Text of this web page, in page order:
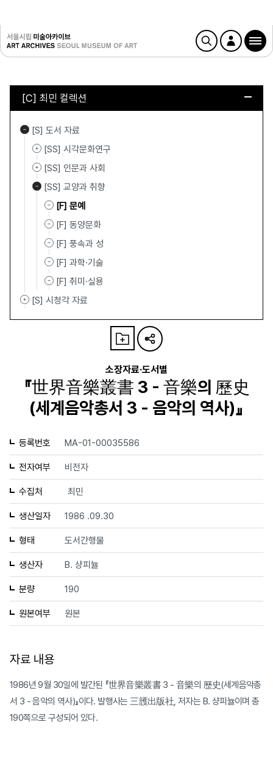
[C] 최민 컬렉션
[S] 도서 자료
[SS] 시각문화연구
[SS] 인문과 사회
[SS] 교양과 취향
[F] 문예
[F] 동양문화
[F] 풍속과 성
[F] 과학·기술
[F] 취미·실용
[S] 시청각 자료
소장자료·도서별
『世界音樂叢書 3 - 音樂의 歷史
(세계음악총서 3 - 음악의 역사)』
등록번호 MA-01-00035586
전자여부 비전자
수집처 최민
생산일자 1986 .09.30
형태 도서간행물
생산자 B. 샹피뉼
분량 190
원본여부 원본
자료 내용
1986년 9월 30일에 발간된 『世界音樂叢書 3 - 音樂의 歷史(세계음악총
서 3 - 음악의 역사)』이다. 발행사는 三頀出版社, 저자는 B. 샹피뉼이며 총
190쪽으로 구성되어 있다.